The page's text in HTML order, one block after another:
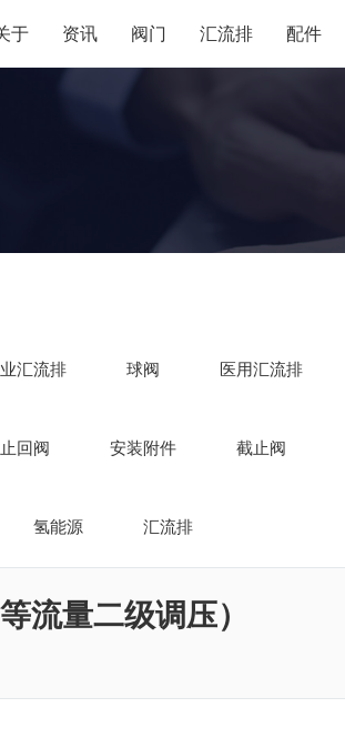
于 资讯 阀门 汇流排 配件
汇流排 球阀 医用汇流排
止回阀 安装附件 截止阀
氢能源 汇流排
流量二级调压）